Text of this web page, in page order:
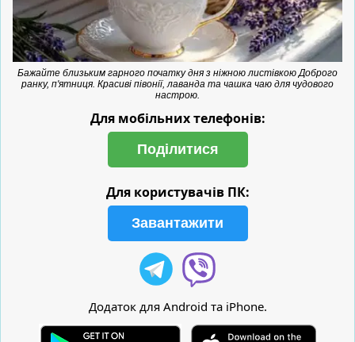
Бажайте близьким гарного початку дня з ніжною листівкою Доброго
ранку, п'ятниця. Красиві півонії, лаванда та чашка чаю для чудового
настрою.
Для мобільних телефонів:
Поділитися
Для користувачів ПК:
Завантажити
Додаток для Android та iPhone.